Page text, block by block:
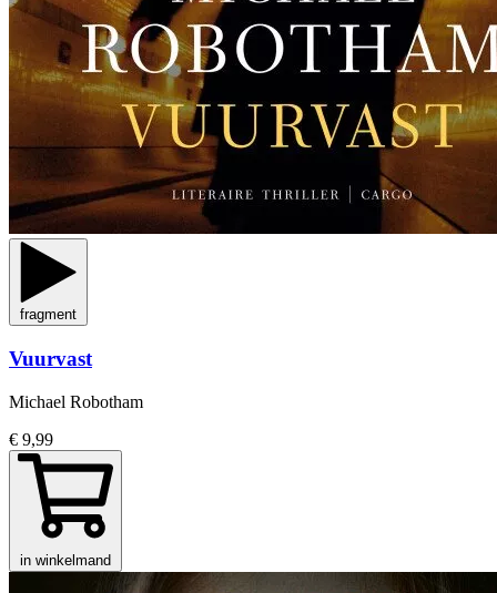
fragment
Vuurvast
Michael Robotham
€ 9,99
in winkelmand